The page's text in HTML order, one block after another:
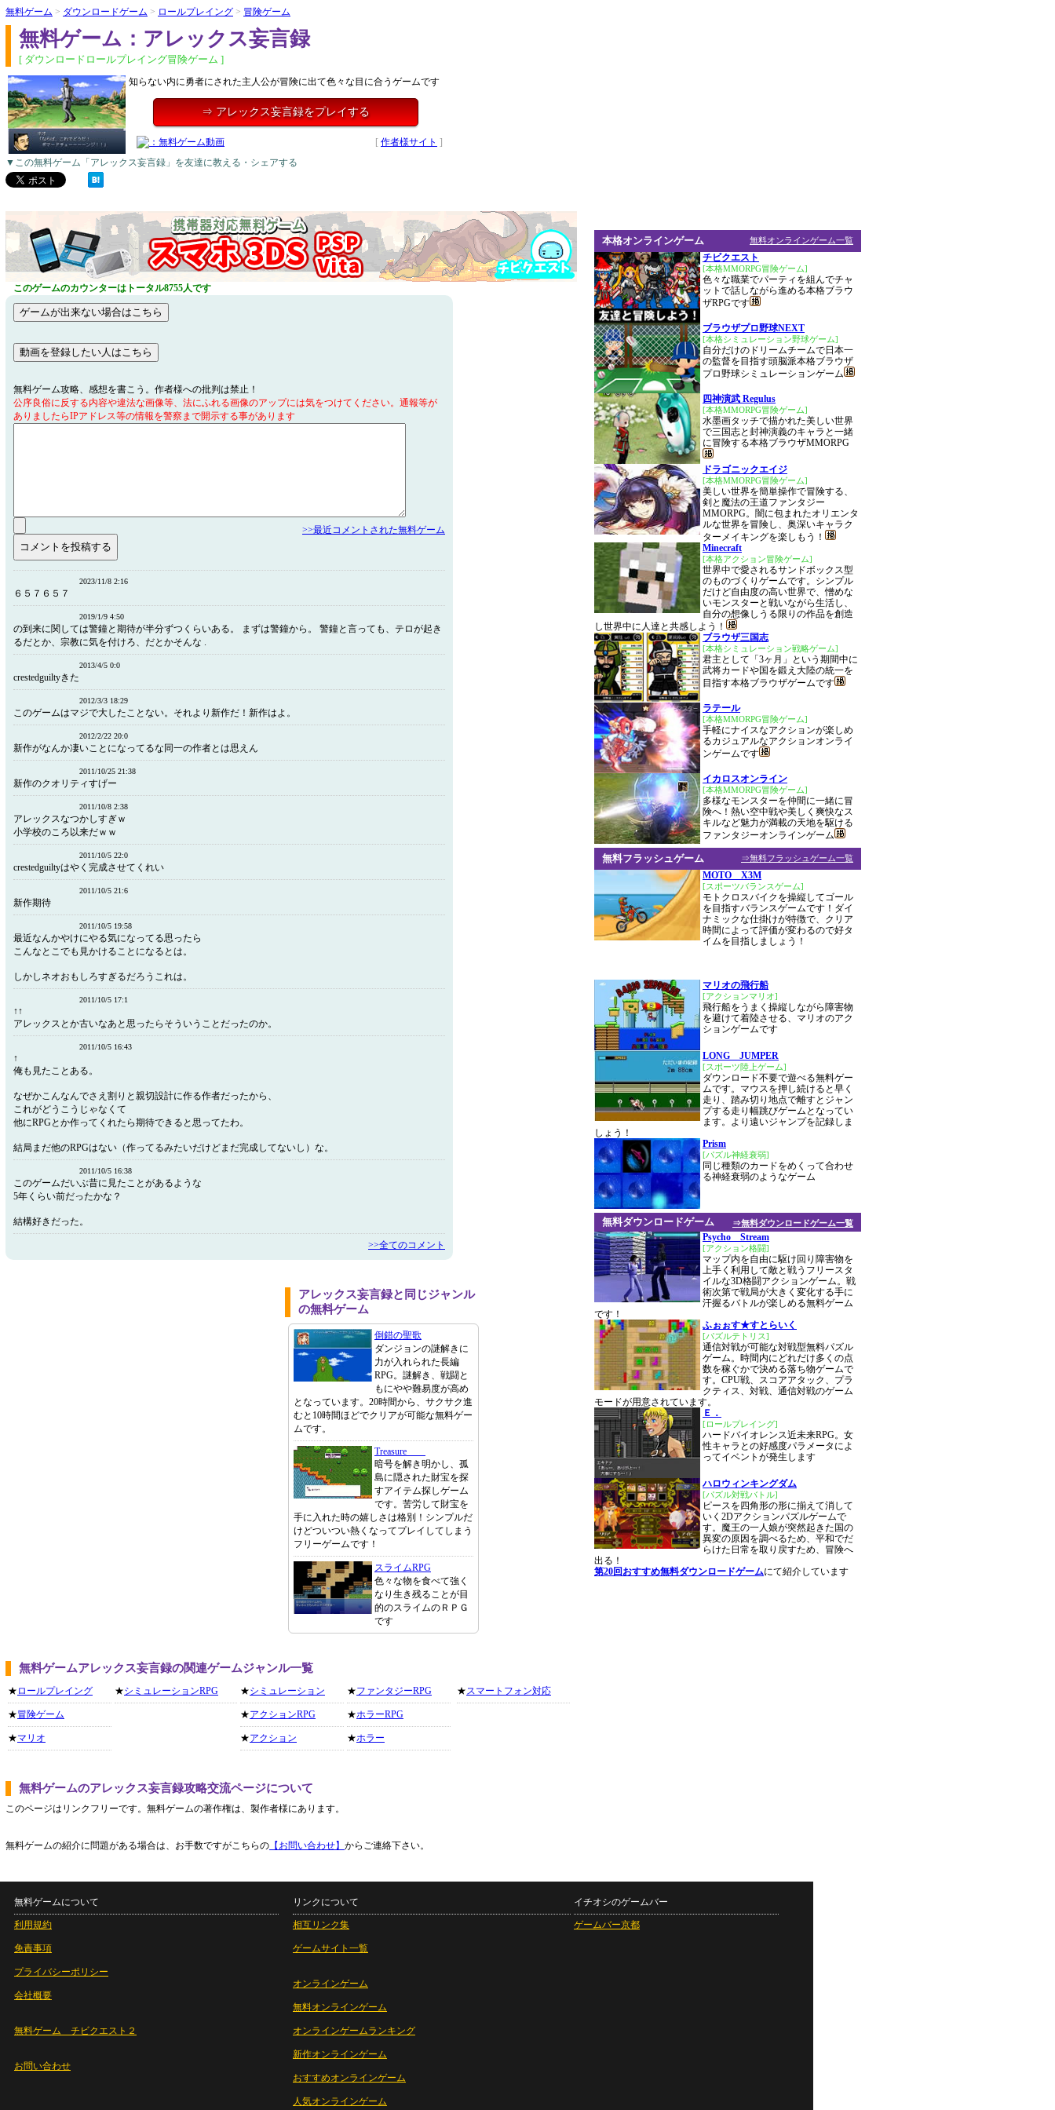
無料ゲーム > ダウンロードゲーム > ロールプレイング > 冒険ゲーム
無料ゲーム：アレックス妄言録
[ ダウンロードロールプレイング冒険ゲーム ]
知らない内に勇者にされた主人公が冒険に出て色々な目に合うゲームです
⇒ アレックス妄言録をプレイする
[ 作者様サイト ]
▼この無料ゲーム「アレックス妄言録」を友達に教える・シェアする
このゲームのカウンターはトータル8755人です
無料ゲーム攻略、感想を書こう。作者様への批判は禁止！
公序良俗に反する内容や違法な画像等、法にふれる画像のアップには気をつけてください。通報等が
ありましたらIPアドレス等の情報を警察まで開示する事があります
>>最近コメントされた無料ゲーム
2023/11/8 2:16
６５７６５７
2019/1/9 4:50
の到来に関しては警鐘と期待が半分ずつくらいある。 まずは警鐘から。 警鐘と言っても、テロが起き
るだとか、宗教に気を付けろ、だとかそんな .
2013/4/5 0:0
crestedguiltyきた
2012/3/3 18:29
このゲームはマジで大したことない。それより新作だ！新作はよ。
2012/2/22 20:0
新作がなんか凄いことになってるな同一の作者とは思えん
2011/10/25 21:38
新作のクオリティすげー
2011/10/8 2:38
アレックスなつかしすぎｗ
小学校のころ以来だｗｗ
2011/10/5 22:0
crestedguiltyはやく完成させてくれい
2011/10/5 21:6
新作期待
2011/10/5 19:58
最近なんかやけにやる気になってる思ったら
こんなとこでも見かけることになるとは。
しかしネオおもしろすぎるだろうこれは。
2011/10/5 17:1
↑↑
アレックスとか古いなあと思ったらそういうことだったのか。
2011/10/5 16:43
↑
俺も見たことある。
なぜかこんなんでさえ割りと親切設計に作る作者だったから、
これがどうこうじゃなくて
他にRPGとか作ってくれたら期待できると思ってたわ。
結局まだ他のRPGはない（作ってるみたいだけどまだ完成してないし）な。
2011/10/5 16:38
このゲームだいぶ昔に見たことがあるような
5年くらい前だったかな？
結構好きだった。
>>全てのコメント
アレックス妄言録と同じジャンル
の無料ゲーム
倒錯の聖歌
ダンジョンの謎解きに
力が入れられた長編
RPG。謎解き、戦闘と
もにやや難易度が高め
となっています。20時間から、サクサク進
むと10時間ほどでクリアが可能な無料ゲー
ムです。
Treasure
暗号を解き明かし、孤
島に隠された財宝を探
すアイテム探しゲーム
です。苦労して財宝を
手に入れた時の嬉しさは格別！シンプルだ
けどついつい熱くなってプレイしてしまう
フリーゲームです！
スライムRPG
色々な物を食べて強く
なり生き残ることが目
的のスライムのＲＰＧ
です
無料ゲームアレックス妄言録の関連ゲームジャンル一覧
★ ロールプレイング
★冒険ゲーム
★マリオ
★シミュレーションRPG ★シミュレーション
★アクションRPG
★アクション
★ファンタジーRPG
★ホラーRPG
★ホラー
★スマートフォン対応
無料ゲームのアレックス妄言録攻略交流ページについて
このページはリンクフリーです。無料ゲームの著作権は、製作者様にあります。
無料ゲームの紹介に問題がある場合は、お手数ですがこちらの 【お問い合わせ】 からご連絡下さい。
無料オンラインゲーム一覧
本格オンラインゲーム
チビクエスト
[本格MMORPG冒険ゲーム]
色々な職業でパーティを組んでチャ
ットで話しながら進める本格ブラウ
ザRPGです
ブラウザプロ野球NEXT
[本格シミュレーション野球ゲーム]
自分だけのドリームチームで日本一
の監督を目指す頭脳派本格ブラウザ
プロ野球シミュレーションゲーム
四神演武 Regulus
[本格MMORPG冒険ゲーム]
水墨画タッチで描かれた美しい世界
で三国志と封神演義のキャラと一緒
に冒険する本格ブラウザMMORPG
ドラゴニックエイジ
[本格MMORPG冒険ゲーム]
美しい世界を簡単操作で冒険する、
剣と魔法の王道ファンタジー
MMORPG。闇に包まれたオリエンタ
ルな世界を冒険し、奥深いキャラク
ターメイキングを楽しもう！
Minecraft
[本格アクション冒険ゲーム]
世界中で愛されるサンドボックス型
のものづくりゲームです。シンプル
だけど自由度の高い世界で、憎めな
いモンスターと戦いながら生活し、
自分の想像しうる限りの作品を創造
し世界中に人達と共感しよう！
ブラウザ三国志
[本格シミュレーション戦略ゲーム]
君主として「3ヶ月」という期間中に
武将カードや国を鍛え大陸の統一を
目指す本格ブラウザゲームです
ラテール
[本格MMORPG冒険ゲーム]
手軽にナイスなアクションが楽しめ
るカジュアルなアクションオンライ
ンゲームです
イカロスオンライン
[本格MMORPG冒険ゲーム]
多様なモンスターを仲間に一緒に冒
険へ！熱い空中戦や美しく爽快なス
キルなど魅力が満載の天地を駆ける
ファンタジーオンラインゲーム
⇒無料フラッシュゲーム一覧
無料フラッシュゲーム
MOTO X3M
[スポーツバランスゲーム]
モトクロスバイクを操縦してゴール
を目指すバランスゲームです！ダイ
ナミックな仕掛けが特徴で、クリア
時間によって評価が変わるので好タ
イムを目指しましょう！
マリオの飛行船
[アクションマリオ]
飛行船をうまく操縦しながら障害物
を避けて着陸させる、マリオのアク
ションゲームです
LONG JUMPER
[スポーツ陸上ゲーム]
ダウンロード不要で遊べる無料ゲー
ムです。マウスを押し続けると早く
走り、踏み切り地点で離すとジャン
プする走り幅跳びゲームとなってい
ます。より遠いジャンプを記録しま
しょう！
Prism
[パズル神経衰弱]
同じ種類のカードをめくって合わせ
る神経衰弱のようなゲーム
⇒無料ダウンロードゲーム一覧
無料ダウンロードゲーム
Psycho Stream
[アクション格闘]
マップ内を自由に駆け回り障害物を
上手く利用して敵と戦うフリースタ
イルな3D格闘アクションゲーム。戦
術次第で戦局が大きく変化する手に
汗握るバトルが楽しめる無料ゲーム
です！
ふぉぉす★すとらいく
[パズルテトリス]
通信対戦が可能な対戦型無料パズル
ゲーム。時間内にどれだけ多くの点
数を稼ぐかで決める落ち物ゲームで
す。CPU戦、スコアアタック、プラ
クティス、対戦、通信対戦のゲーム
モードが用意されています。
Ｅ．
[ロールプレイング]
ハードバイオレンス近未来RPG。女
性キャラとの好感度パラメータによ
ってイベントが発生します
ハロウィンキングダム
[パズル対戦バトル]
ピースを四角形の形に揃えて消して
いく2Dアクションパズルゲームで
す。魔王の一人娘が突然起きた国の
異変の原因を調べるため、平和でだ
らけた日常を取り戻すため、冒険へ
出る！
第20回おすすめ無料ダウンロードゲームにて紹介しています
無料ゲームについて
利用規約
免責事項
プライバシーポリシー
会社概要
無料ゲーム チビクエスト２
お問い合わせ
リンクについて
相互リンク集
ゲームサイト一覧
オンラインゲーム
無料オンラインゲーム
オンラインゲームランキング
新作オンラインゲーム
おすすめオンラインゲーム
人気オンラインゲーム
イチオシのゲームバー
ゲームバー京都